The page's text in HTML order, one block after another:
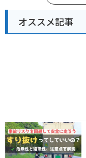
オススメ記事